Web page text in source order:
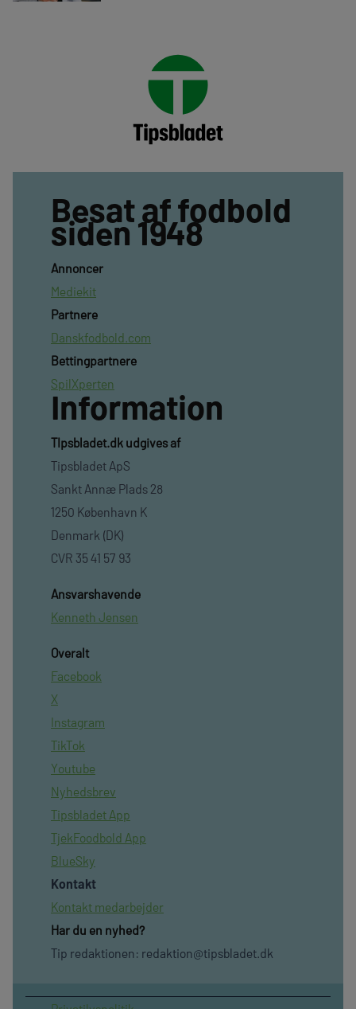
Besat af fodbold
siden 1948
Annoncer
Mediekit
Partnere
Danskfodbold.com
Bettingpartnere
SpilXperten
Information
TIpsbladet.dk udgives af
Tipsbladet ApS
Sankt Annæ Plads 28
1250 København K
Denmark (DK)
CVR 35 41 57 93
Ansvarshavende
Kenneth Jensen
Overalt
Facebook
X
Instagram
TikTok
Youtube
Nyhedsbrev
Tipsbladet App
TjekFoodbold App
BlueSky
Kontakt
Kontakt medarbejder
Har du en nyhed?
Tip redaktionen: redaktion@tipsbladet.dk